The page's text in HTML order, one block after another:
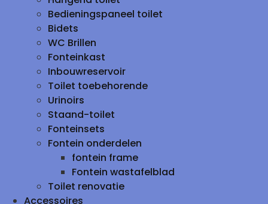
Bedieningspaneel toilet
Bidets
WC Brillen
Fonteinkast
Inbouwreservoir
Toilet toebehorende
Urinoirs
Staand-toilet
Fonteinsets
Fontein onderdelen
fontein frame
Fontein wastafelblad
Toilet renovatie
Accessoires